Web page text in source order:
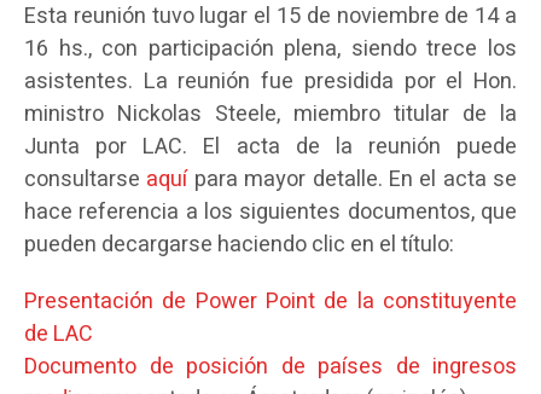
Esta reunión tuvo lugar el 15 de noviembre de 14 a
16 hs., con participación plena, siendo trece los
asistentes. La reunión fue presidida por el Hon.
ministro Nickolas Steele, miembro titular de la
Junta por LAC. El acta de la reunión puede
consultarse aquípara mayor detalle. En el acta se
hace referencia a los siguientes documentos, que
pueden decargarse haciendo clic en el título:
Presentación de Power Point de la constituyente
de LAC
Documento de posición de países de ingresos